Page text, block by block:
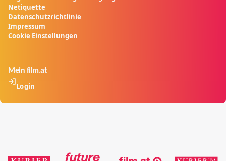
Netiquette
Datenschutzrichtlinie
Impressum
Cookie Einstellungen
Mein film.at
Login